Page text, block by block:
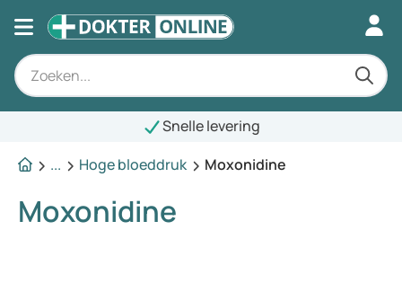
...
Hoge bloeddruk Moxonidine
Moxonidine